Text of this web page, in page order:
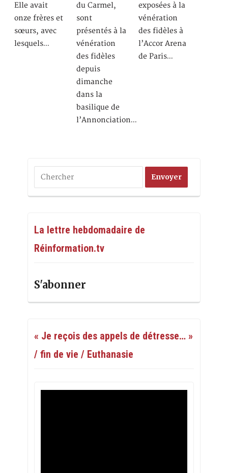
Elle avait
onze frères et
sœurs, avec
lesquels…
du Carmel,
sont
présentés à la
vénération
des fidèles
depuis
dimanche
dans la
basilique de
l’Annonciation…
exposées à la
vénération
des fidèles à
l’Accor Arena
de Paris…
La lettre hebdomadaire de
Réinformation.tv
S'abonner
« Je reçois des appels de détresse… »
/ fin de vie / Euthanasie